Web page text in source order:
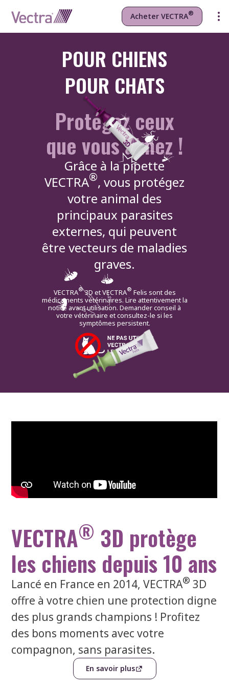
Acheter VECTRA®
Découvrir VECTRA 3D
POUR CHIENS
Découvrir VECTRA Felis
POUR CHATS
Protégez ceux
que vous aimez !
Grâce à la pipette
VECTRA®, vous protégez
votre animal des
principaux parasites
externes, qui peuvent
être vecteurs de maladies
graves.
VECTRA®3D et VECTRA® Felis sont des
médicaments vétérinaires. Lire attentivement la
notice avant utilisation. Demander conseil à
votre vétérinaire et consultez-le si les
symptômes persistent.
VECTRA® 3D protège
les chiens depuis 10 ans
Lancé en France en 2014, VECTRA® 3D
offre à votre chien une protection digne
des plus grands champions ! Profitez
des bons moments avec votre
compagnon, sans parasites.
En savoir plus